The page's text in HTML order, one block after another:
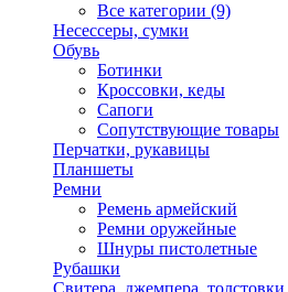
Все категории (9)
Несессеры, сумки
Обувь
Ботинки
Кроссовки, кеды
Сапоги
Сопутствующие товары
Перчатки, рукавицы
Планшеты
Ремни
Ремень армейский
Ремни оружейные
Шнуры пистолетные
Рубашки
Свитера, джемпера, толстовки